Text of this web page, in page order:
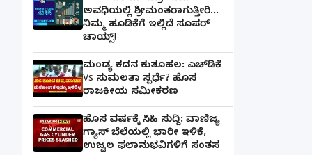
ಅವಧಿಯಲ್ಲಿ ಶ್ರೀಮಂತರಾಗುತ್ತೀರಿ...
ನಿಮ್ಮ ಹೂಡಿಕೆಗೆ ಇಲ್ಲಿದೆ ಸೂಪರ್
ಚಾಯ್ಸ್‌!
ಮಂಡ್ಯ ಕದನ ಕುತೂಹಲ: ಎಚ್‌ಡಿಕೆ
Vs ಸುಮಲತಾ ಸ್ಪರ್ಧೆ? ಹೊಸ
ರಾಜಕೀಯ ಸಮೀಕರಣ
ಹೊಸ ವರ್ಷಕ್ಕೆ ಸಿಹಿ ಸುದ್ದಿ: ವಾಣಿಜ್ಯ
ಗ್ಯಾಸ್‌ ಬೆಲೆಯಲ್ಲಿ ಭಾರೀ ಇಳಿಕೆ,
ಉಜ್ವಲ ಫಲಾನುಭವಿಗಳಿಗೆ ಸಂತಸ